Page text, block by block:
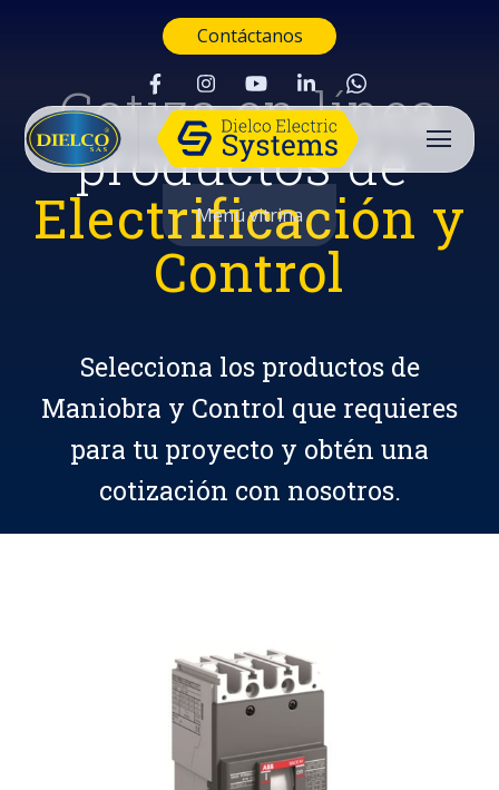
Contáctanos
Menú vitrina
Cotiza en línea
productos de
Electrificación y
Control
Selecciona los productos de
Maniobra y Control que requieres
para tu proyecto y obtén una
cotización con nosotros.